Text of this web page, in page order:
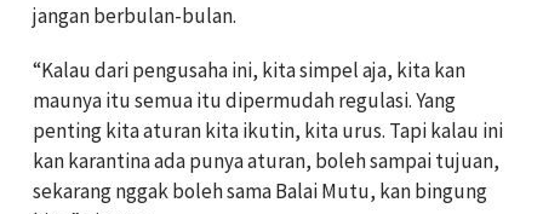
jangan berbulan-bulan.
“Kalau dari pengusaha ini, kita simpel aja, kita kan
maunya itu semua itu dipermudah regulasi. Yang
penting kita aturan kita ikutin, kita urus. Tapi kalau ini
kan karantina ada punya aturan, boleh sampai tujuan,
sekarang nggak boleh sama Balai Mutu, kan bingung